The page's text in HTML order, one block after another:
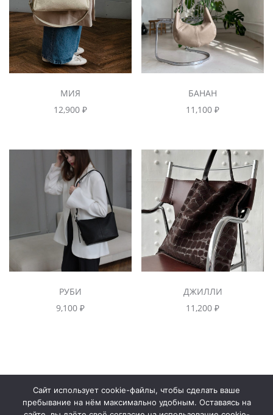
МИЯ
12,900 ₽
БАНАН
11,100₽
РУБИ
9,100 ₽
ДЖИЛЛИ
11,200₽
Контакты
Сайт использует cookie-файлы, чтобы сделать ваше
пребывание на нём максимально удобным. Оставаясь на